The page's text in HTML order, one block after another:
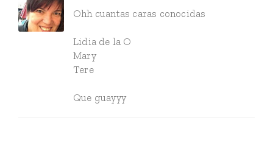
Ohh cuantas caras conocidas
Lidia de la O
Mary
Tere
Que guayyy